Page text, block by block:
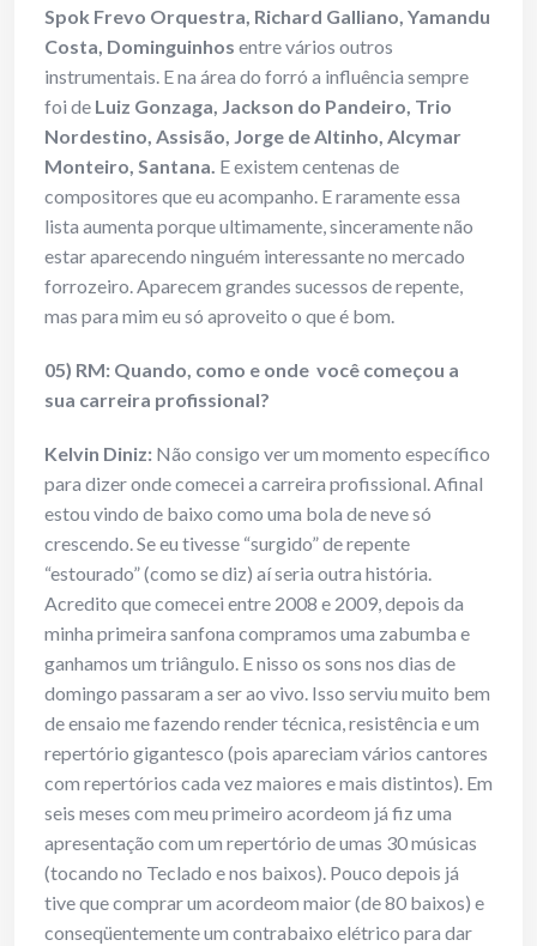
Spok Frevo Orquestra, Richard Galliano, Yamandu
Costa, Dominguinhos entre vários outros
instrumentais. E na área do forró a influência sempre
foi de Luiz Gonzaga, Jackson do Pandeiro, Trio
Nordestino, Assisão, Jorge de Altinho, Alcymar
Monteiro, Santana. E existem centenas de
compositores que eu acompanho. E raramente essa
lista aumenta porque ultimamente, sinceramente não
estar aparecendo ninguém interessante no mercado
forrozeiro. Aparecem grandes sucessos de repente,
mas para mim eu só aproveito o que é bom.
05) RM: Quando, como e onde você começou a
sua carreira profissional?
Kelvin Diniz: Não consigo ver um momento específico
para dizer onde comecei a carreira profissional. Afinal
estou vindo de baixo como uma bola de neve só
crescendo. Se eu tivesse “surgido” de repente
“estourado” (como se diz) aí seria outra história.
Acredito que comecei entre 2008 e 2009, depois da
minha primeira sanfona compramos uma zabumba e
ganhamos um triângulo. E nisso os sons nos dias de
domingo passaram a ser ao vivo. Isso serviu muito bem
de ensaio me fazendo render técnica, resistência e um
repertório gigantesco (pois apareciam vários cantores
com repertórios cada vez maiores e mais distintos). Em
seis meses com meu primeiro acordeom já fiz uma
apresentação com um repertório de umas 30 músicas
(tocando no Teclado e nos baixos). Pouco depois já
tive que comprar um acordeom maior (de 80 baixos) e
conseqüentemente um contrabaixo elétrico para dar